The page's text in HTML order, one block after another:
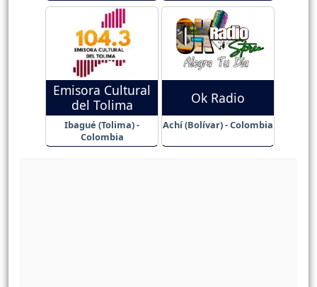
Emisora Cultural
del Tolima
Ibagué (Tolima) -
Colombia
Ok Radio
Achí (Bolívar) - Colombia